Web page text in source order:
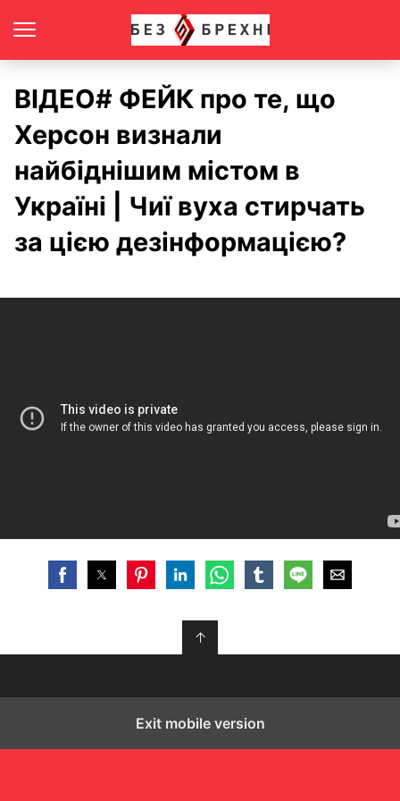
ВІДЕО# ФЕЙК про те, що
Херсон визнали
найбіднішим містом в
Україні | Чиї вуха стирчать
за цією дезінформацією?
↑
Exit mobile version